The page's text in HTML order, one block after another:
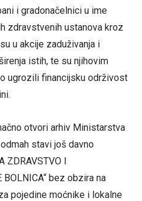
i gradonačelnici u ime
zdravstvenih ustanova kroz
u akcije zaduživanja i
istih, te su njihovim
ugrozili financijsku održivost
otvori arhiv Ministarstva
stavi još davno
ZDRAVSTVO I
BOLNICA“ bez obzira na
pojedine moćnike i lokalne